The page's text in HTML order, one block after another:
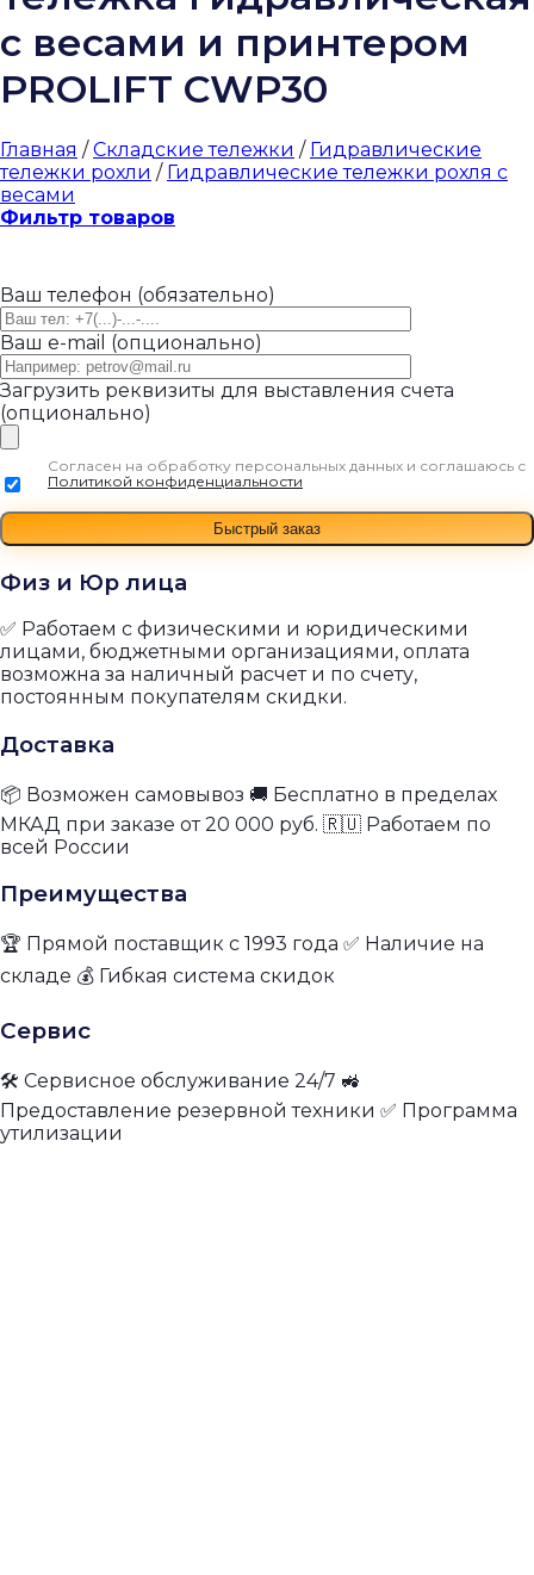
с весами и принтером
PROLIFT CWP30
Главная / Складские тележки / Гидравлические
тележки рохли / Гидравлические тележки рохля с
весами
Фильтр товаров
Ваш телефон (обязательно)
Ваш e-mail (опционально)
Загрузить реквизиты для выставления счета
(опционально)
Согласен на обработку персональных данных и соглашаюсь с
Политикой конфиденциальности
Физ и Юр лица
✅ Работаем с физическими и юридическими
лицами, бюджетными организациями, оплата
возможна за наличный расчет и по счету,
постоянным покупателям скидки.
Доставка
📦 Возможен самовывоз 🚚 Бесплатно в пределах
МКАД при заказе от 20 000 руб. 🇷🇺 Работаем по
всей России
Преимущества
🏆 Прямой поставщик с 1993 года ✅ Наличие на
складе 💰 Гибкая система скидок
Сервис
🛠 Сервисное обслуживание 24/7 🚜
Предоставление резервной техники ✅ Программа
утилизации